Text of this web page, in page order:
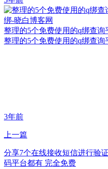
整理的5个免费使用的q绑查
整理的5个免费使用的q绑查
3年前
上一篇
分享7个在线接收短信进行验
码平台都有 完全免费